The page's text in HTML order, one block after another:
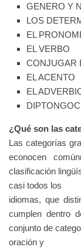
GENERO Y
LOS
EL
EL VERBO
CONJUGAR
EL ACENTO
EL
¿Qué son las
Las categorías
econocen
clasificación
casi todos los
idiomas, que
cumplen dentro
conjunto de
oración y